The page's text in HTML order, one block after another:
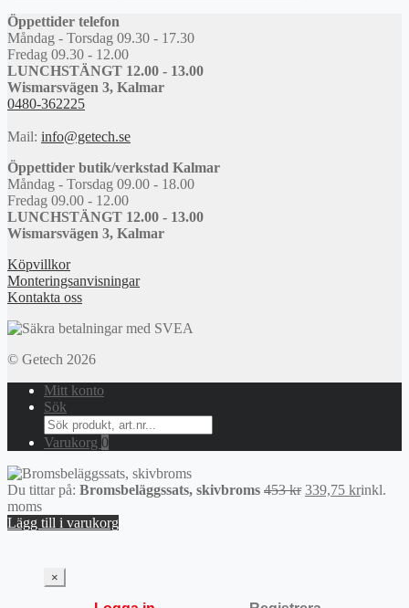
Öppettider telefon
Måndag - Torsdag 09.30 - 17.30
Fredag 09.30 - 12.00
LUNCHSTÄNGT 12.00 - 13.00
Wismarsvägen 3, Kalmar
0480-362225
Mail: info@getech.se
Öppettider butik/verkstad Kalmar
Måndag - Torsdag 09.00 - 18.00
Fredag 09.00 - 12.00
LUNCHSTÄNGT 12.00 - 13.00
Wismarsvägen 3, Kalmar
Köpvillkor
Monteringsanvisningar
Kontakta oss
© Getech 2026
Mitt konto
Sök
Search
for:
Varukorg 0
Du tittar på: Bromsbeläggssats, skivbroms 453kr Det
339,75 krDet
inkl.
moms
Lägg till i varukorg
×